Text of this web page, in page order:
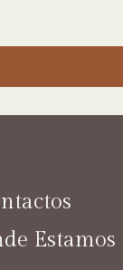
Estamos